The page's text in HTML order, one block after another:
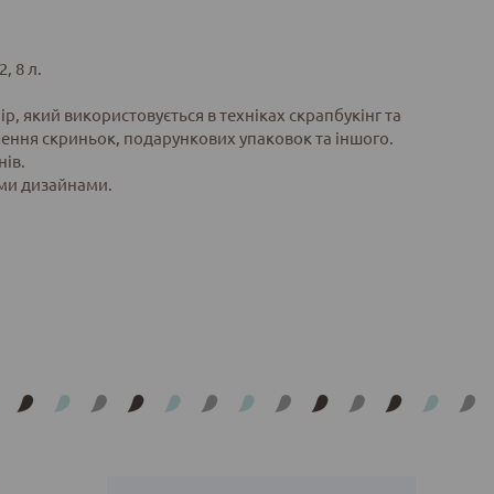
8 л.
який використовується в техніках скрапбукінг та
скриньок, подарункових упаковок та іншого.
дизайнами.